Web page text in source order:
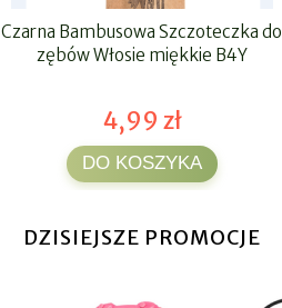
Czarna Bambusowa Szczoteczka do
zębów Włosie miękkie B4Y
4,99 zł
DO KOSZYKA
DZISIEJSZE PROMOCJE